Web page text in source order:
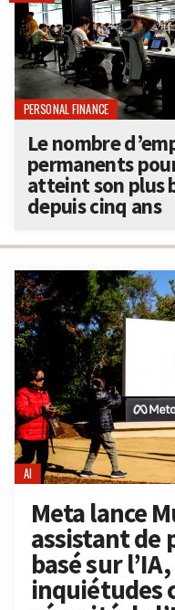
AI
Meta lance
assistant de
basé sur
inquiétudes
PERSONAL FINANCE
Le nombre
permanents
atteint son plus
depuis cinq ans